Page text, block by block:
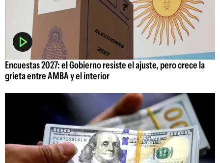
Encuestas 2027: el Gobierno resiste el ajuste, pero crece la
grieta entre AMBA y el interior